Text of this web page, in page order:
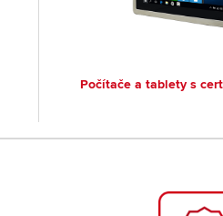
Počítače a tablety s